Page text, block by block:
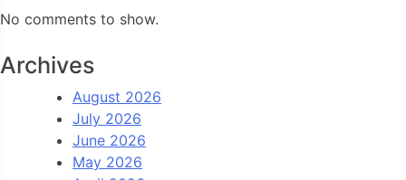
No comments to show.
Archives
August 2026
July 2026
June 2026
May 2026